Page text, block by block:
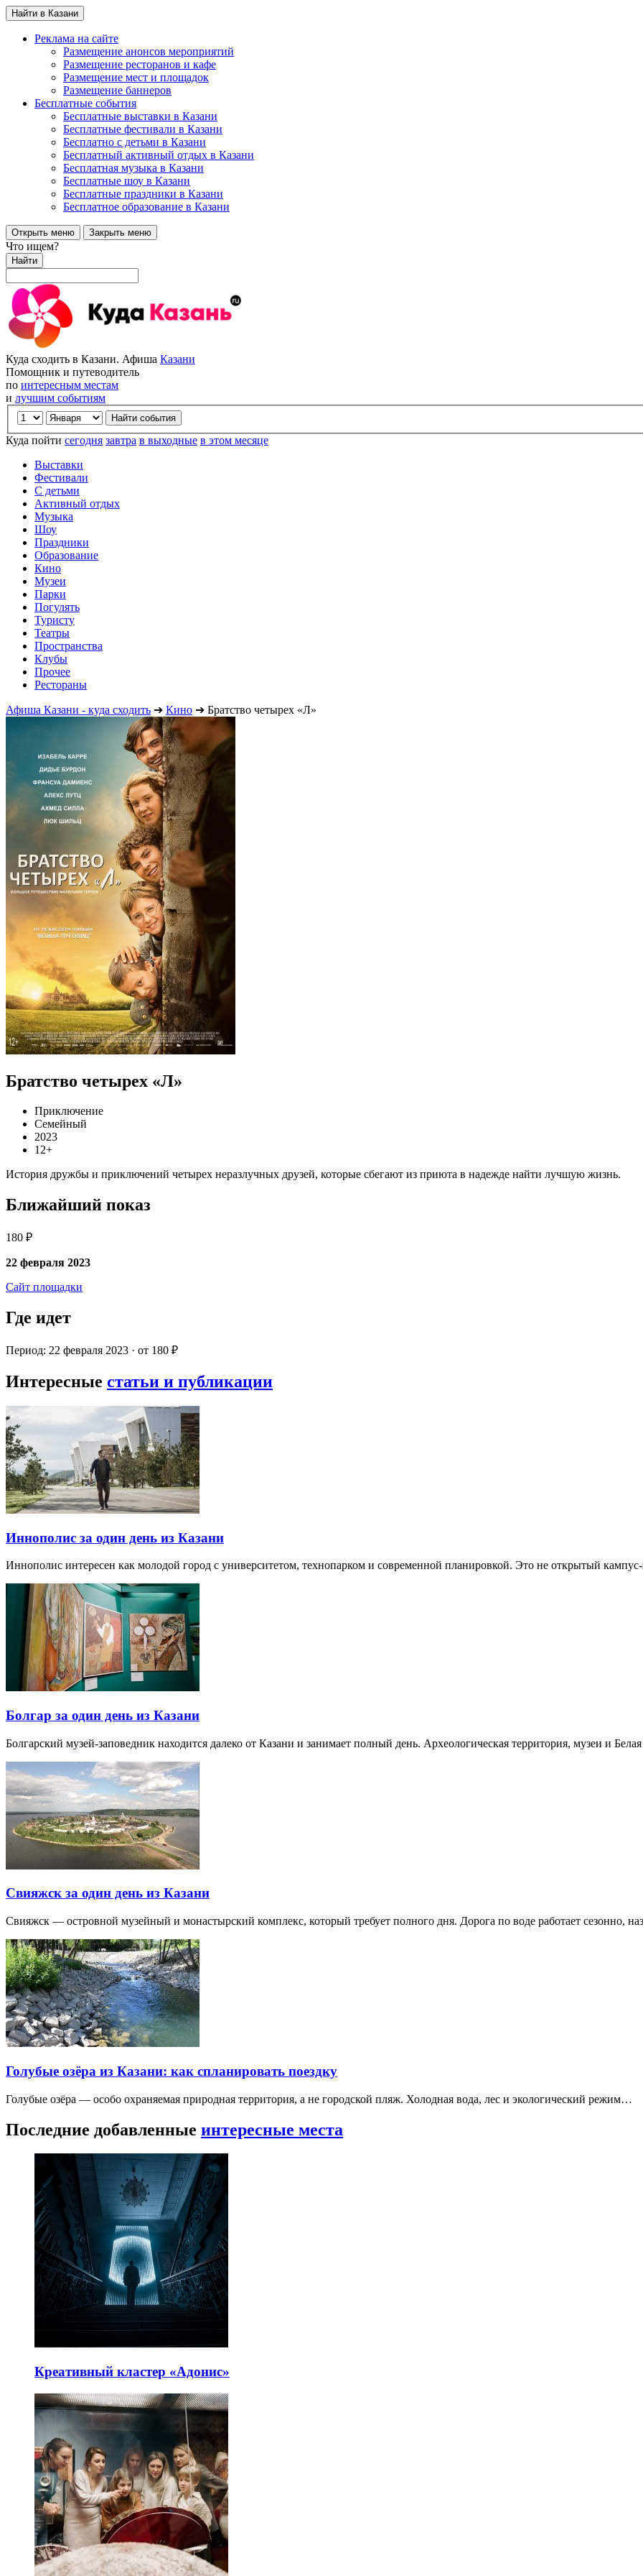
Найти в Казани
Реклама на сайте
Размещение анонсов мероприятий
Размещение ресторанов и кафе
Размещение мест и площадок
Размещение баннеров
Бесплатные события
Бесплатные выставки в Казани
Бесплатные фестивали в Казани
Бесплатно с детьми в Казани
Бесплатный активный отдых в Казани
Бесплатная музыка в Казани
Бесплатные шоу в Казани
Бесплатные праздники в Казани
Бесплатное образование в Казани
Открыть меню Закрыть меню
Что ищем?
Найти
Куда сходить в Казани. Афиша Казани
Помощник и путеводитель
по интересным местам
и лучшим событиям
Куда пойти сегодня завтра в выходные в этом месяце
Выставки
Фестивали
С детьми
Активный отдых
Музыка
Шоу
Праздники
Образование
Кино
Музеи
Парки
Погулять
Туристу
Театры
Пространства
Клубы
Прочее
Рестораны
Афиша Казани - куда сходить ➔ Кино ➔ Братство четырех «Л»
Братство четырех «Л»
Приключение
Семейный
2023
12+
История дружбы и приключений четырех неразлучных друзей, которые сбегают из приюта в надежде найти лучшую жизнь.
Ближайший показ
180 ₽
22 февраля 2023
Сайт площадки
Где идет
Период: 22 февраля 2023 · от 180 ₽
Интересные статьи и публикации
Иннополис за один день из Казани
Иннополис интересен как молодой город с университетом, технопарком и современной планировкой. Это не открытый
Болгар за один день из Казани
Болгарский музей-заповедник находится далеко от Казани и занимает полный день. Археологическая территория, музеи и
Свияжск за один день из Казани
Свияжск — островной музейный и монастырский комплекс, который требует полного дня. Дорога по воде работает сезонно,
Голубые озёра из Казани: как спланировать поездку
Голубые озёра — особо охраняемая природная территория, а не городской пляж. Холодная вода, лес и экологический режим…
Последние добавленные интересные места
Креативный кластер «Адонис»